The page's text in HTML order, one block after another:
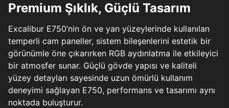
Premium Şıklık, Güçlü Tasarım
Excalibur E750’nin ön ve yan yüzeylerinde kullanılan
temperli cam paneller, sistem bileşenlerini estetik bir
görünümle öne çıkarırken RGB aydınlatma ile etkileyici
bir atmosfer sunar. Güçlü gövde yapısı ve kaliteli
yüzey detayları sayesinde uzun ömürlü kullanım
deneyimi sağlayan E750, performans ve tasarımı aynı
noktada buluşturur.